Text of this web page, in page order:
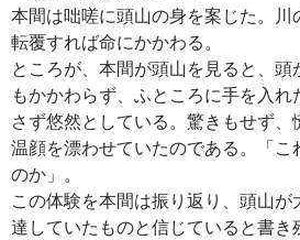
本間は咄嗟に頭山の身を案じた。川
転覆すれば命にかかわる。
ところが、本間が頭山を見ると、頭
もかかわらず、ふところに手を入
さず悠然としている。驚きもせず
温顔を漂わせていたのである。「こ
のか」。
この体験を本間は振り返り、頭山が
達していたものと信じていると書き